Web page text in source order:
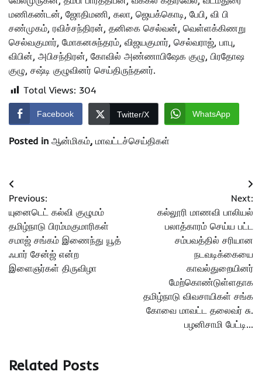
மணிகண்டன், ஜோதிமணி, கலா, ஜெயக்கொடி, பேபி, வி பி
சண்முகம், ரவிச்சந்திரன், தனிகை செல்வன், வெள்ளக்கிணறு
செல்வகுமார், மோகனசுந்தரம், விஜயகுமார், செல்வராஜ், பாபு,
விபின், அபிசந்திரன், கோவில் அண்ணாபிஷேக குழு, பிரதோஷ
குழு, சஷ்டி குழுவினர் செய்திருந்தனர்.
Total Views: 304
Facebook Twitter/X WhatsApp
Posted in ஆன்மிகம், மாவட்டச்செய்திகள்
Post
navigation
Previous:
யுனைடெட் கல்வி குழுமம்
தமிழ்நாடு பிரம்மகுமாரிகள்
சமாஜ் சங்கம் இணைந்து யூத்
ஃபார் சேன்ஜ் என்ற
இளைஞர்கள் திருவிழா
Next:
கல்லூரி மாணவி பாலியல்
பலாத்காரம் செய்ய பட்ட
சம்பவத்தில் சரியான
நடவடிக்கையை
காவல்துறையினர்
மேற்கொண்டுள்ளதாக
தமிழ்நாடு விவசாயிகள் சங்க
கோவை மாவட்ட தலைவர் சு.
பழனிசாமி பேட்டி…
Related Posts